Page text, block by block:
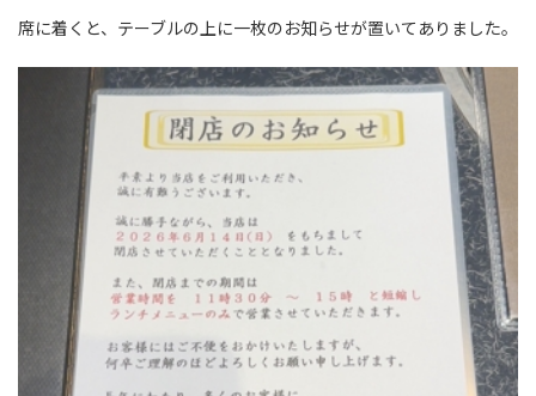
席に着くと、テーブルの上に一枚のお知らせが置いてありました。